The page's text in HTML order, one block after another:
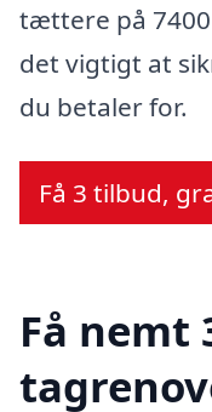
tættere på
det vigtigt at
du betaler for.
Få 3 tilbud,
Få nemt